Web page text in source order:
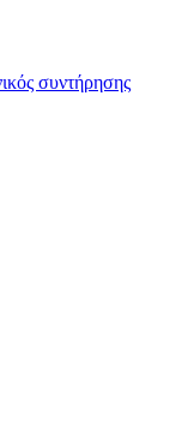
συντήρησης